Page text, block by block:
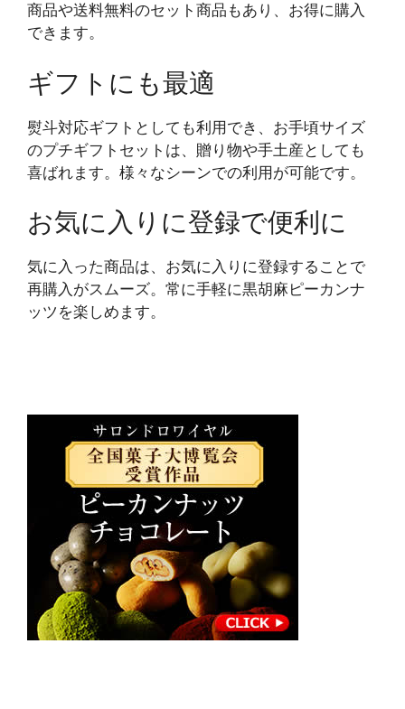
商品や送料無料のセット商品もあり、お得に購入
できます。
ギフトにも最適
熨斗対応ギフトとしても利用でき、お手頃サイズ
のプチギフトセットは、贈り物や手土産としても
喜ばれます。様々なシーンでの利用が可能です。
お気に入りに登録で便利に
気に入った商品は、お気に入りに登録することで
再購入がスムーズ。常に手軽に黒胡麻ピーカンナ
ッツを楽しめます。